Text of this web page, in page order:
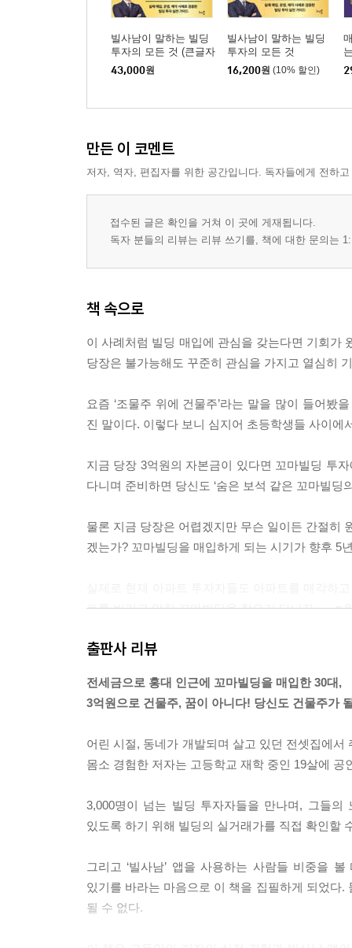
빌사남이 말하는 빌딩
투자의 모든 것 (큰글자
책)
43,000원
빌사남이 말하는 빌딩
투자의 모든 것
16,200원 (10% 할인)
(
만든 이 코멘트
저자, 역자, 편집자를 위한 공간입니다. 독자들에게 전하
접수된 글은 확인을 거쳐 이 곳에 게재됩니다.
독자 분들의 리뷰는 리뷰 쓰기를, 책에 대한 문의는
책 속으로
이 사례처럼 빌딩 매입에 관심을 갖는다면 기회가
당장은 불가능해도 꾸준히 관심을 가지고 열심히
요즘 ‘조물주 위에 건물주’라는 말을 많이 들어
진 말이다. 이렇다 보니 심지어 초등학생들 사이
지금 당장 3억원의 자본금이 있다면 꼬마빌딩 투
다니며 준비하면 당신도 ‘숨은 보석 같은 꼬마빌딩
물론 지금 당장은 어렵겠지만 무슨 일이든 간절히
겠는가? 꼬마빌딩을 매입하게 되는 시기가 향후 5
트를 버리고 알찬 꼬마빌딩을 찾으러 다니자. ---
부자가 모이는 곳에 돈이 모인다. 싸거나 수익률이
저평가되어 있는 건물을 찾는 것이 중요하다. ---
돈을 들이지 않고도 임대수익과 시세차익을 동시
를 어떻게 하느냐에 따라 건물의 가치가 크게 달
--- p.206
출판사 리뷰
전세금으로 홍대 인근에 꼬마빌딩을 매입한 30대,
3억원으로 건물주, 꿈이 아니다! 당신도 건물주가
어린 시절, 동네가 개발되며 살고 있던 전셋집에서
몸소 경험한 저자는 고등학교 재학 중인 19살에
3,000명이 넘는 빌딩 투자자들을 만나며, 그들
있도록 하기 위해 빌딩의 실거래가를 직접 확인할
그리고 ‘빌사남’ 앱을 사용하는 사람들 비중을
있기를 바라는 마음으로 이 책을 집필하게 되었다.
될 수 없다.